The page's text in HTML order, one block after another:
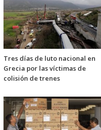
Tres días de luto nacional en
Grecia por las víctimas de
colisión de trenes